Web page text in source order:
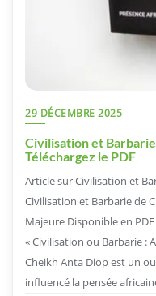
29 DÉCEMBRE 2025
Civilisation et
Téléchargez le PDF
Article sur Civilisation et
Civilisation et Barbarie de
Majeure Disponible en
« Civilisation ou Barbarie :
Cheikh Anta Diop est un
influencé la pensée